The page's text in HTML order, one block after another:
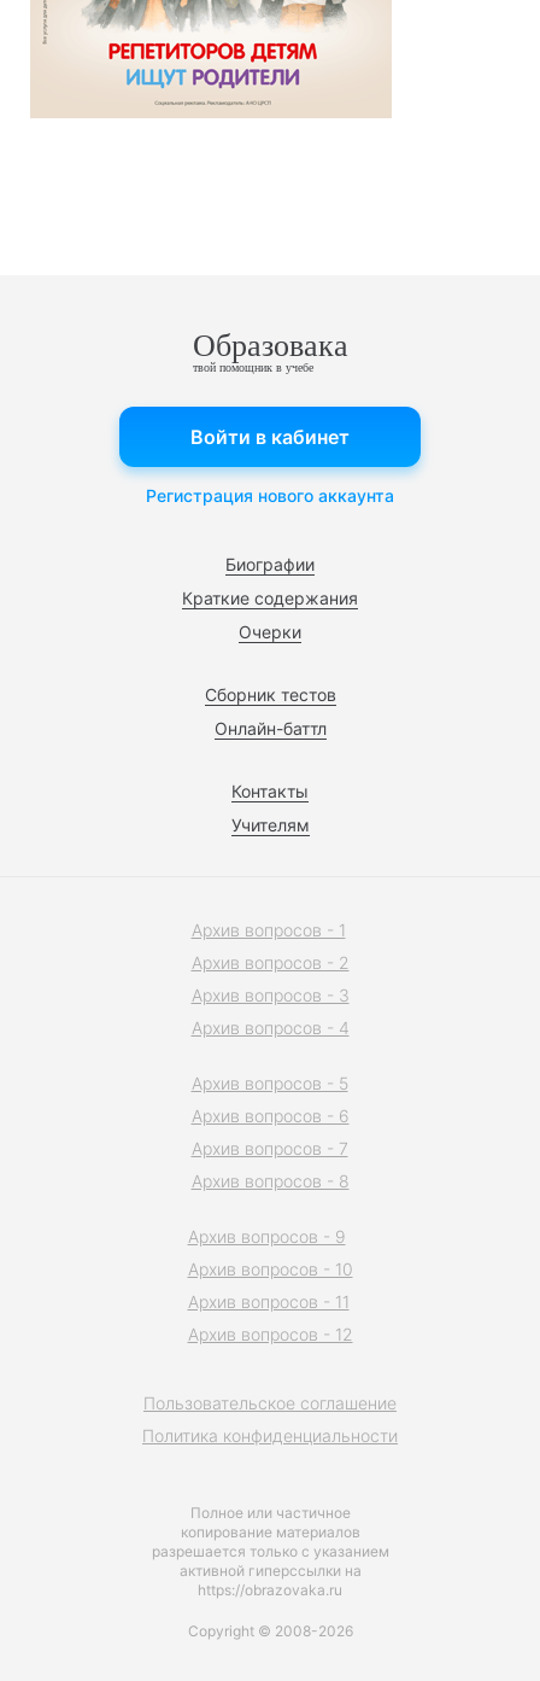
Образовака
твой помощник в учебе
Биографии
Краткие содержания
Очерки
Сборник тестов
Онлайн-баттл
Контакты
Учителям
Войти в кабинет
Регистрация нового аккаунта
Полное или частичное
копирование материалов
разрешается только с указанием
активной гиперссылки на
https://obrazovaka.ru
Пользовательское соглашение
Политика конфиденциальности
Архив вопросов - 1
Архив вопросов - 2
Архив вопросов - 3
Архив вопросов - 4
Архив вопросов - 5
Архив вопросов - 6
Архив вопросов - 7
Архив вопросов - 8
Архив вопросов - 9
Архив вопросов - 10
Архив вопросов - 11
Архив вопросов - 12
Copyright © 2008-2026